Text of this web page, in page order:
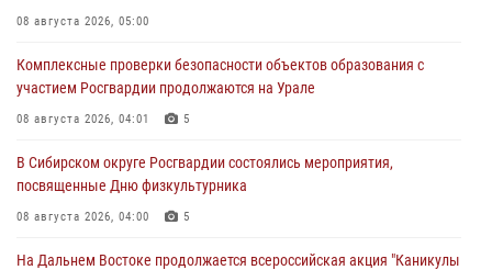
08 августа 2026, 05:00
Комплексные проверки безопасности объектов образования с
участием Росгвардии продолжаются на Урале
08 августа 2026, 04:01 5
В Сибирском округе Росгвардии состоялись мероприятия,
посвященные Дню физкультурника
08 августа 2026, 04:00 5
На Дальнем Востоке продолжается всероссийская акция "Каникулы